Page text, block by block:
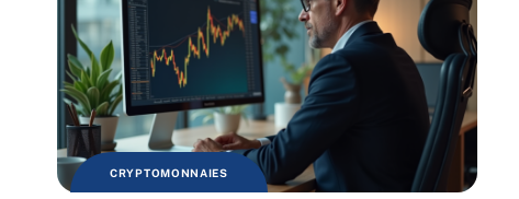
CRYPTOMONNAIES